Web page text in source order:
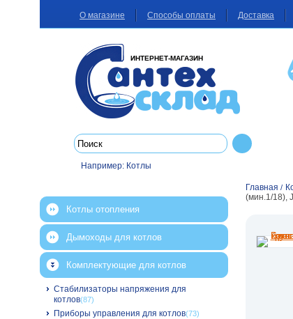
О магазине Способы оплаты Доставка
ИНТЕРНЕТ-МАГАЗИН
Например: Котлы
Главная /
(мин.1/18),
Котлы отопления
Дымоходы для котлов
Комплектующие для котлов
Стабилизаторы напряжения для
котлов(87)
Приборы управления для котлов(73)